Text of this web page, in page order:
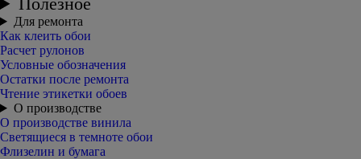
Для ремонта
Как клеить обои
Расчет рулонов
Условные обозначения
Остатки после ремонта
Чтение этикетки обоев
О производстве
О производстве винила
Светящиеся в темноте обои
Флизелин и бумага